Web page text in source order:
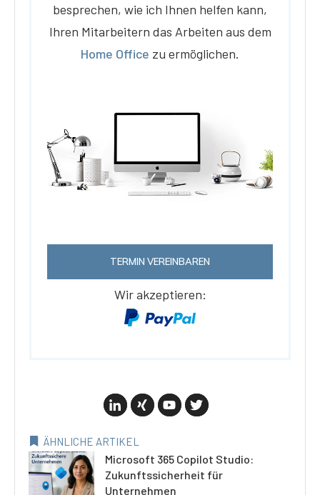
besprechen, wie ich Ihnen helfen kann,
Ihren Mitarbeitern das Arbeiten aus dem
Home Office zu ermöglichen.
TERMIN VEREINBAREN
Wir akzeptieren:
ÄHNLICHE ARTIKEL
Microsoft 365 Copilot Studio:
Zukunftssicherheit für
Unternehmen